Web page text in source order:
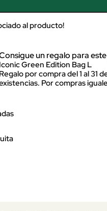
al producto!
un regalo para
Green Edition Bag L
por compra del 1 al 31
Por compras